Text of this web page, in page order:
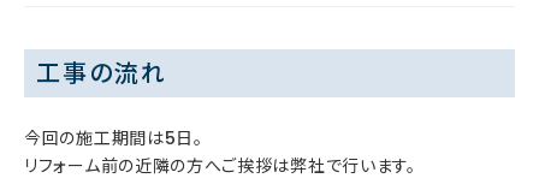
工事の流れ
今回の施工期間は5日。
リフォーム前の近隣の方へご挨拶は弊社で行います。